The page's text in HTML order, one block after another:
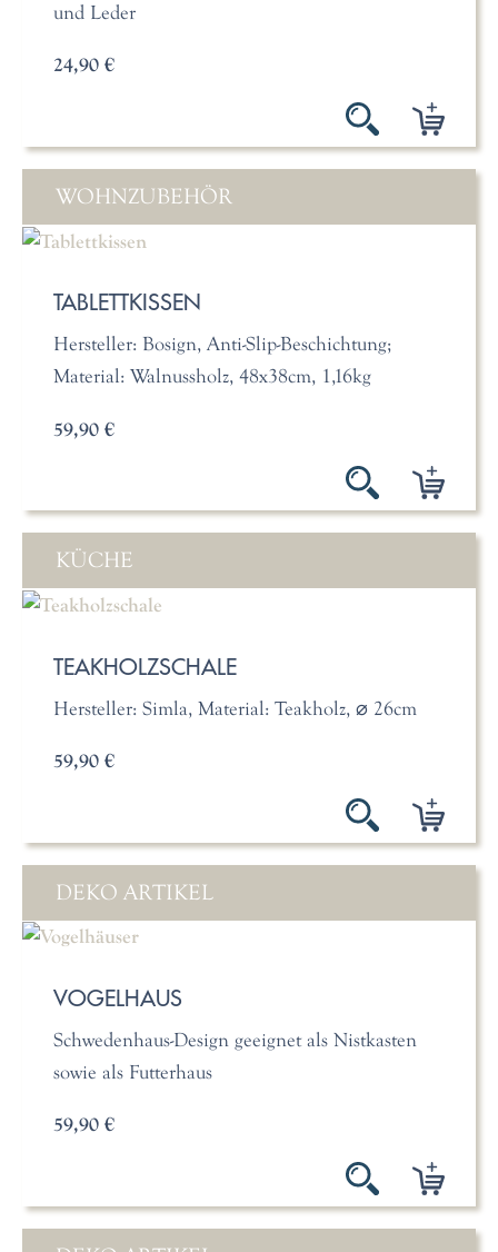
und Leder
24,90 €
WOHNZUBEHÖR
TABLETTKISSEN
Hersteller: Bosign, Anti-Slip-Beschichtung;
Material: Walnussholz, 48x38cm, 1,16kg
59,90 €
KÜCHE
TEAKHOLZSCHALE
Hersteller: Simla, Material: Teakholz, ⌀ 26cm
59,90 €
DEKO ARTIKEL
VOGELHAUS
Schwedenhaus-Design geeignet als Nistkasten
sowie als Futterhaus
59,90 €